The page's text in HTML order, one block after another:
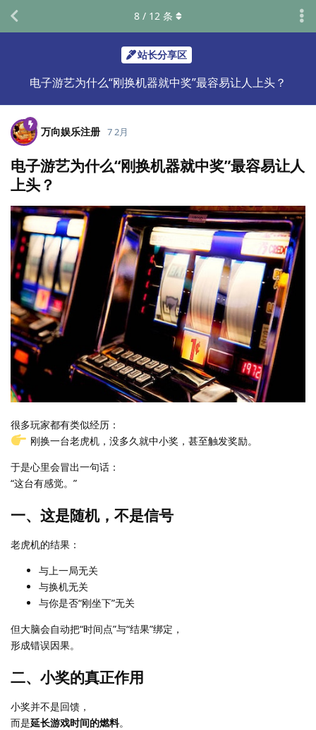
站长分享区
电子游艺为什么“刚换机器就中奖”最容易让人上头？
8 / 12 条
万向娱乐注册 7 2月
电子游艺为什么“刚换机器就中奖”最容易让人
上头？
很多玩家都有类似经历：
刚换一台老虎机，没多久就中小奖，甚至触发奖励。
于是心里会冒出一句话：
“这台有感觉。”
一、这是随机，不是信号
老虎机的结果：
与上一局无关
与换机无关
与你是否“刚坐下”无关
但大脑会自动把“时间点”与“结果”绑定，
形成错误因果。
二、小奖的真正作用
小奖并不是回馈，
而是延长游戏时间的燃料。